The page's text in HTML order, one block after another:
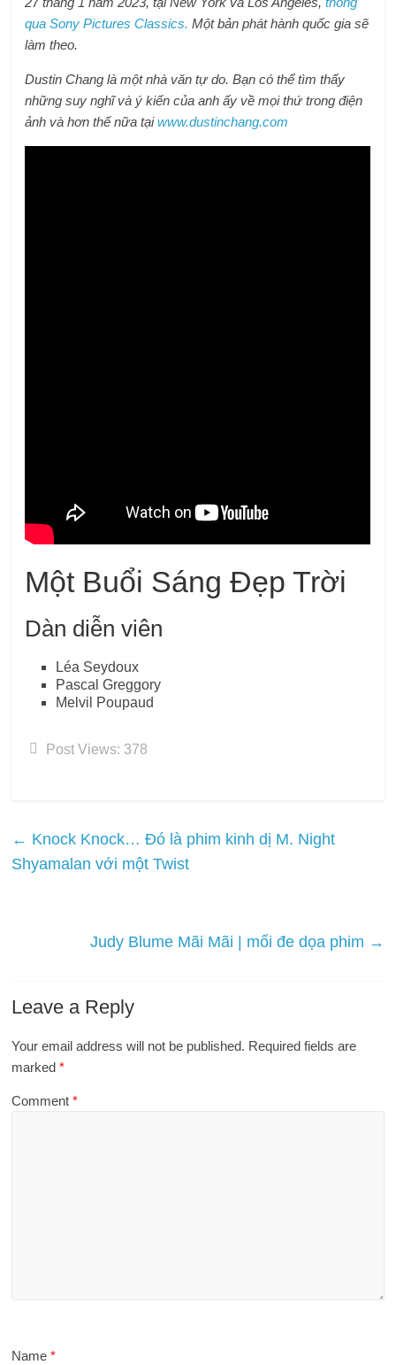
qua Sony Pictures Classics. Một bản phát hành quốc gia sẽ
làm theo.
Dustin Chang là một nhà văn tự do. Bạn có thể tìm thấy
những suy nghĩ và ý kiến ​​​​của anh ấy về mọi thứ trong điện
ảnh và hơn thế nữa tạiwww.dustinchang.com
Một Buổi Sáng Đẹp Trời
Dàn diễn viên
Léa Seydoux
Pascal Greggory
Melvil Poupaud
Post Views: 378
← Knock Knock… Đó là phim kinh dị M. Night
Shyamalan với một Twist
Judy Blume Mãi Mãi | mối đe dọa phim →
Leave a Reply
Your email address will not be published. Required fields are
marked*
Comment*
Name*